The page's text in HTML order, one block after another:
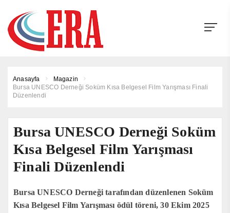
Anasayfa
Magazin
Bursa UNESCO Derneği Soküm Kısa Belgesel Film Yarışması Finali
Düzenlendi
Bursa UNESCO Derneği Soküm
Kısa Belgesel Film Yarışması
Finali Düzenlendi
Bursa UNESCO Derneği tarafından düzenlenen Soküm
Kısa Belgesel Film Yarışması ödül töreni, 30 Ekim 2025